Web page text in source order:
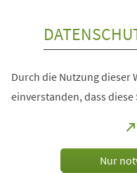
Durch die Nutzung dieser
einverstanden, dass
Nur